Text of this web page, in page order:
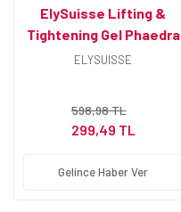
ElySuisse Lifting &
Tightening Gel Phaedra
30 ml
ELYSUISSE
598,98 TL
299,49 TL
Gelince Haber Ver